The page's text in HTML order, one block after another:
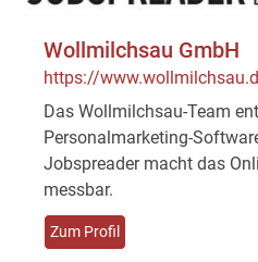
Wollmilchsau GmbH
https://
Das Wollmilchsau-Team
Personalmarketing-
Jobspreader macht das
messbar.
Zum Profil